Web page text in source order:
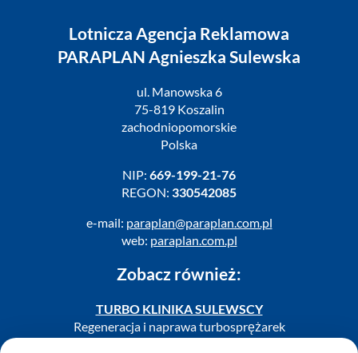
Lotnicza Agencja Reklamowa
PARAPLAN Agnieszka Sulewska
ul. Manowska 6
75-819 Koszalin
zachodniopomorskie
Polska
NIP: 669-199-21-76
REGON: 330542085
e-mail: paraplan@paraplan.com.pl
web: paraplan.com.pl
Zobacz również:
TURBO KLINIKA SULEWSCY
Regeneracja i naprawa turbosprężarek